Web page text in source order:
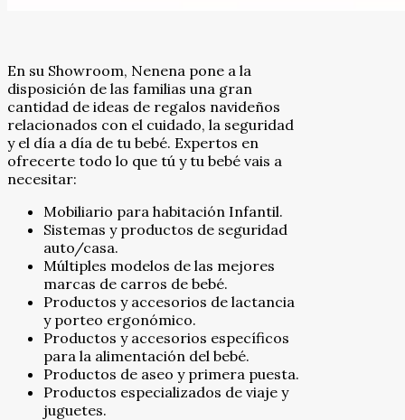
En su Showroom, Nenena pone a la
disposición de las familias una gran
cantidad de ideas de regalos navideños
relacionados con el cuidado, la seguridad
y el día a día de tu bebé. Expertos en
ofrecerte todo lo que tú y tu bebé vais a
necesitar:
Mobiliario para habitación Infantil.
Sistemas y productos de seguridad
auto/casa.
Múltiples modelos de las mejores
marcas de carros de bebé.
Productos y accesorios de lactancia
y porteo ergonómico.
Productos y accesorios específicos
para la alimentación del bebé.
Productos de aseo y primera puesta.
Productos especializados de viaje y
juguetes.